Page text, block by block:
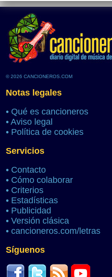
© 2026 CANCIONEROS.COM
Notas legales
• Qué es cancioneros
• Aviso legal
• Política de cookies
Servicios
• Contacto
• Cómo colaborar
• Criterios
• Estadísticas
• Publicidad
• Versión clásica
• cancioneros.com/letras
Síguenos